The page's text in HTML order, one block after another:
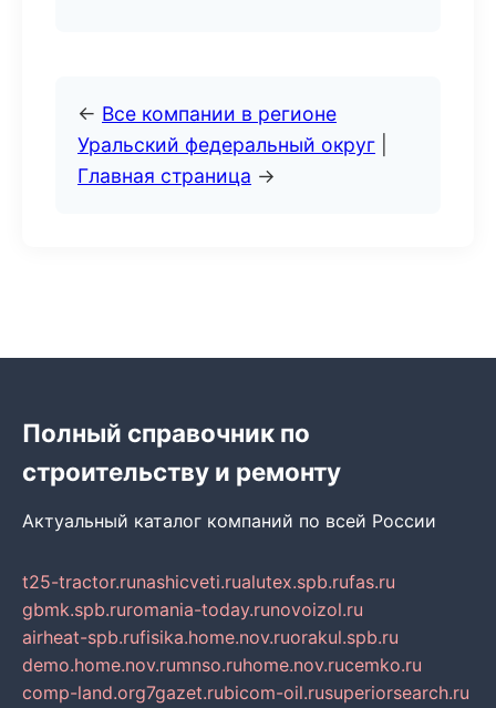
← Все компании в регионе
Уральский федеральный округ
Главная страница →
Полный справочник по
строительству и ремонту
Актуальный каталог компаний по всей России
t25-tractor.runashicveti.rualutex.spb.rufas.ru
gbmk.spb.ruromania-today.runovoizol.ru
airheat-spb.rufisika.home.nov.ruorakul.spb.ru
demo.home.nov.rumnso.ruhome.nov.rucemko.ru
comp-land.org7gazet.rubicom-oil.rusuperiorsearch.ru